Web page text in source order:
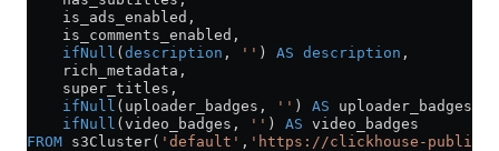
    is_ads_enabled,
    is_comments_enabled,
    ifNull
(description , '' ) AS description ,
    rich_metadata,
    super_titles,
    ifNull
(uploader_badges, '' ) AS uploader_badges,
    ifNull
(video_badges, '' ) AS video_badges
FROM s3Cluster( 'default' , 'https://clickhouse-public-